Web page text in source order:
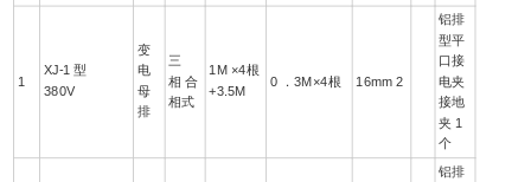
1
XJ-1 型
380V
变
电
母
排
三
相 合
相式
1M ×4根
+3.5M
0 ．3M×4根 16mm 2
铝排
型平
口接
电夹
接地
夹 1
个
铝排